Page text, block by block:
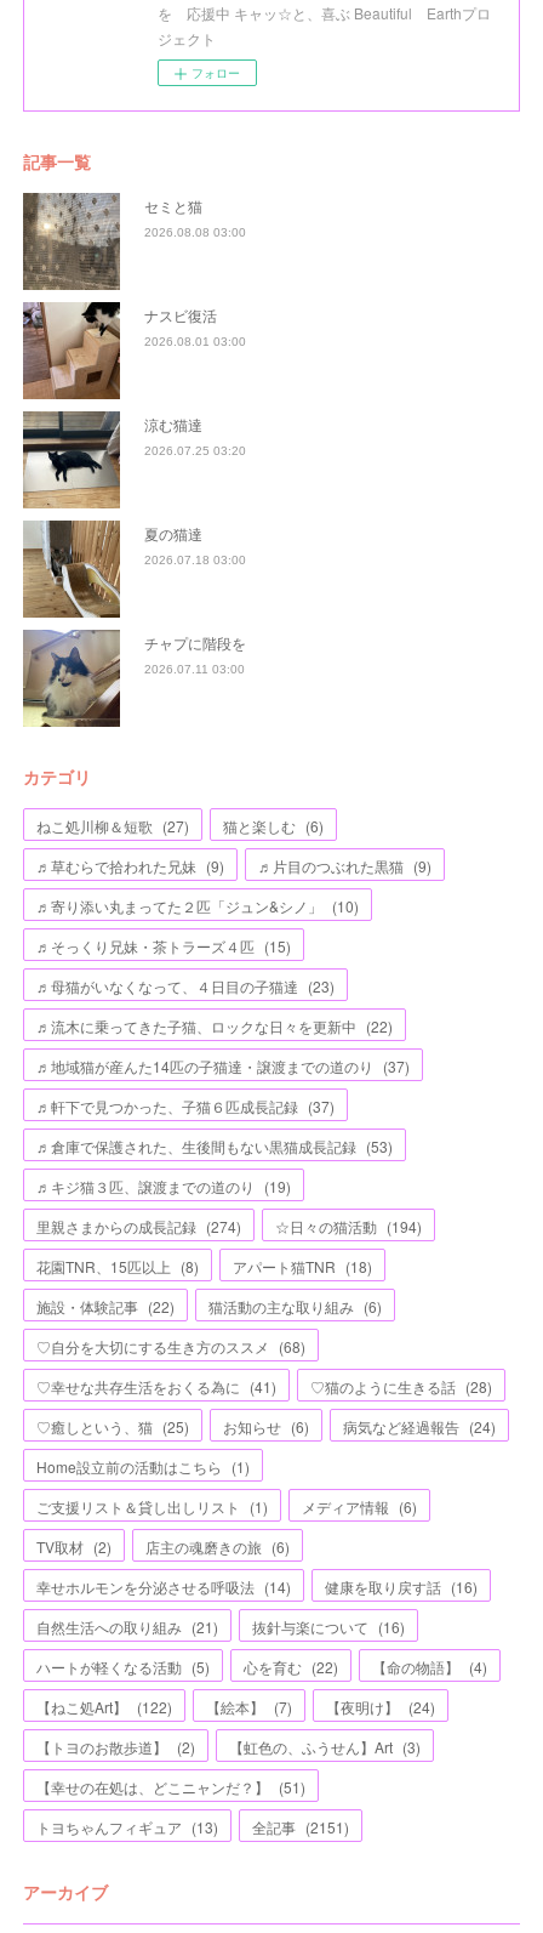
を 応援中 キャッ☆と、喜ぶ Beautiful Earthプロ
ジェクト
フォロー
記事一覧
セミと猫
2026.08.08 03:00
ナスビ復活
2026.08.01 03:00
涼む猫達
2026.07.25 03:20
夏の猫達
2026.07.18 03:00
チャプに階段を
2026.07.11 03:00
カテゴリ
ねこ処川柳＆短歌 (27) 猫と楽しむ (6)
♬草むらで拾われた兄妹 (9) ♬片目のつぶれた黒猫 (9)
♬寄り添い丸まってた２匹「ジュン&シノ」
(10)
♬そっくり兄妹・茶トラーズ４匹 (15)
♬母猫がいなくなって、４日目の子猫達 (23)
♬流木に乗ってきた子猫、ロックな日々を更新中 (22)
♬地域猫が産んた14匹の子猫達・譲渡までの道のり
(37)
♬軒下で見つかった、子猫６匹成長記録 (37)
♬倉庫で保護された、生後間もない黒猫成長記録 (53)
♬キジ猫３匹、譲渡までの道のり
(19)
里親さまからの成長記録 (274) ☆日々の猫活動 (194)
花園TNR、15匹以上 (8) アパート猫TNR (18)
施設・体験記事 (22) 猫活動の主な取り組み (6)
♡自分を大切にする生き方のススメ
(68)
♡幸せな共存生活をおくる為に (41) ♡猫のように生きる話 (28)
♡癒しという、猫 (25) お知らせ (6) 病気など経過報告 (24)
Home設立前の活動はこちら
(1)
ご支援リスト＆貸し出しリスト
(1) メディア情報 (6)
TV取材 (2) 店主の魂磨きの旅 (6)
幸せホルモンを分泌させる呼吸法 (14) 健康を取り戻す話 (16)
自然生活への取り組み (21) 抜針与楽について (16)
ハートが軽くなる活動 (5) 心を育む (22) 【命の物語】 (4)
【ねこ処Art】
(122) 【絵本】 (7) 【夜明け】 (24)
【トヨのお散歩道】
(2) 【虹色の、ふうせん】Art (3)
【幸せの在処は、どこニャンだ？】
(51)
トヨちゃんフィギュア (13) 全記事 (2151)
アーカイブ